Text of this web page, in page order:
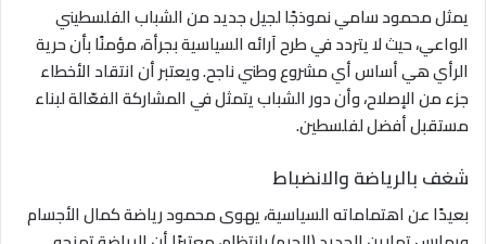
يمثل محمود سامي نموذجًا لجيل جديد من الشباب الفلسطيني
الواعي، حيث لا يتردد في طرح آرائه السياسية بجرأة، مؤمنًا بأن حرية
الرأي هي أساس أي مشروع وطني ناجح. ويعتبر أن انتقاد الأخطاء
جزء من الإصلاح، وأن دور الشباب يتمثل في المشاركة الفعّالة لبناء
مستقبل أفضل لفلسطين.
شغف بالرياضة والانضباط
بعيدًا عن اهتماماته السياسية، يهوى محمود رياضة كمال الأجسام